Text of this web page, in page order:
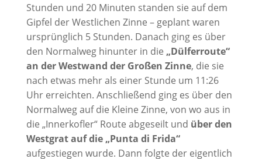
Stunden und 20 Minuten standen sie auf dem
Gipfel der Westlichen Zinne – geplant waren
ursprünglich 5 Stunden. Danach ging es über
den Normalweg hinunter in die „Dülferroute“
an der Westwand der Großen Zinne, die sie
nach etwas mehr als einer Stunde um 11:26
Uhr erreichten. Anschließend ging es über den
Normalweg auf die Kleine Zinne, von wo aus in
die „Innerkofler“ Route abgeseilt und über den
Westgrat auf die „Punta di Frida“
aufgestiegen wurde. Dann folgte der eigentlich